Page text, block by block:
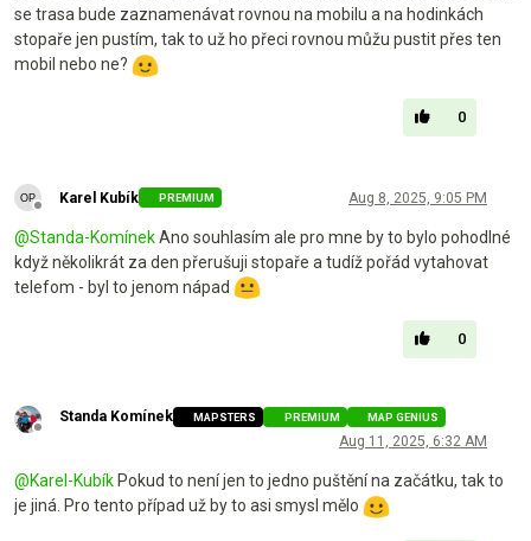
se trasa bude zaznamenávat rovnou na mobilu a na hodinkách
stopaře jen pustím, tak to už ho přeci rovnou můžu pustit přes ten
mobil nebo ne?
0
Offline
Karel Kubík PREMIUM Aug 8, 2025, 9:05 PM
@Standa-KomínekAno souhlasím ale pro mne by to bylo pohodlné
když několikrát za den přerušuji stopaře a tudíž pořád vytahovat
telefom - byl to jenom nápad
0
Standa Komínek MAPSTERS PREMIUM MAP GENIUS
Aug 11, 2025, 6:32 AM
@Karel-Kubík Pokud to není jen to jedno puštění na začátku, tak to
je jiná. Pro tento případ už by to asi smysl mělo